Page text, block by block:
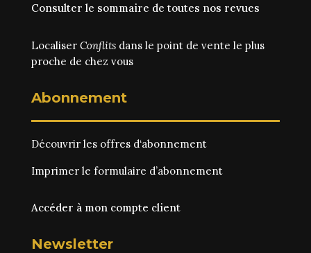
Consulter le sommaire de toutes nos revues
Localiser Conflitsdans le point de vente le plus
proche de chez vous
Abonnement
Découvrir les offres d‘abonnement
Imprimer le formulaire d’abonnement
Accéder à mon compte client
Newsletter